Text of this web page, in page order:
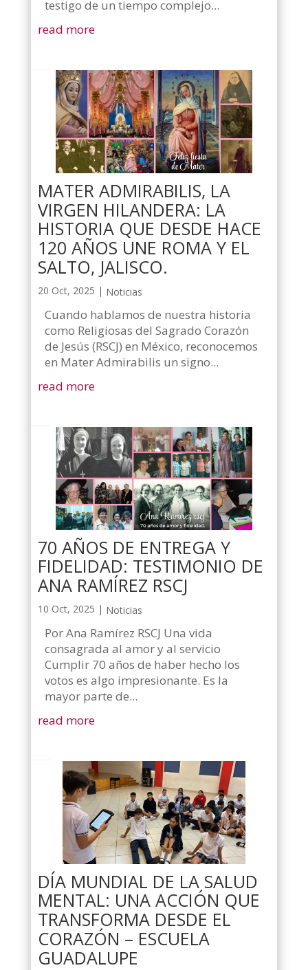
testigo de un tiempo complejo...
read more
MATER ADMIRABILIS, LA
VIRGEN HILANDERA: LA
HISTORIA QUE DESDE HACE
120 AÑOS UNE ROMA Y EL
SALTO, JALISCO.
20 Oct, 2025 | Noticias
Cuando hablamos de nuestra historia
como Religiosas del Sagrado Corazón
de Jesús (RSCJ) en México, reconocemos
en Mater Admirabilis un signo...
read more
70 AÑOS DE ENTREGA Y
FIDELIDAD: TESTIMONIO DE
ANA RAMÍREZ RSCJ
10 Oct, 2025 | Noticias
Por Ana Ramírez RSCJ Una vida
consagrada al amor y al servicio
Cumplir 70 años de haber hecho los
votos es algo impresionante. Es la
mayor parte de...
read more
DÍA MUNDIAL DE LA SALUD
MENTAL: UNA ACCIÓN QUE
TRANSFORMA DESDE EL
CORAZÓN – ESCUELA
GUADALUPE